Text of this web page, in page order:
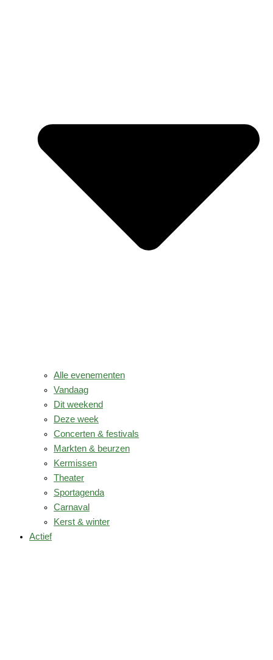
Alle evenementen
Vandaag
Dit weekend
Deze week
Concerten & festivals
Markten & beurzen
Kermissen
Theater
Sportagenda
Carnaval
Kerst & winter
Actief